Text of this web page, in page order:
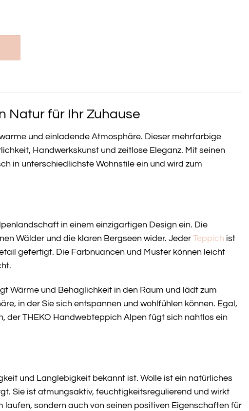
Natur für Ihr Zuhause
und einladende Atmosphäre. Dieser mehrfarbige
Handwerkskunst und zeitlose Eleganz. Mit seinen
in unterschiedlichste Wohnstile ein und wird zum
in einem einzigartigen Design ein. Die
Wälder und die klaren Bergseen wider. Jeder Teppich ist
gefertigt. Die Farbnuancen und Muster können leicht
Wärme und Behaglichkeit in den Raum und lädt zum
in der Sie sich entspannen und wohlfühlen können. Egal,
der THEKO Handwebteppich Alpen fügt sich nahtlos ein
und Langlebigkeit bekannt ist. Wolle ist ein natürliches
Sie ist atmungsaktiv, feuchtigkeitsregulierend und wirkt
sondern auch von seinen positiven Eigenschaften für